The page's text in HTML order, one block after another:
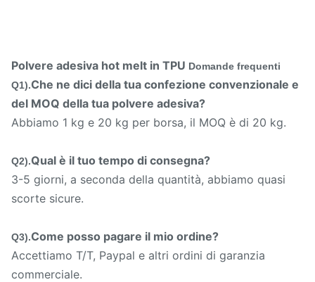
Polvere adesiva hot melt in TPU Domande frequenti
Q1).Che ne dici della tua confezione convenzionale e
del MOQ della tua polvere adesiva?
Abbiamo 1 kg e 20 kg per borsa, il MOQ è di 20 kg.
Q2).Qual è il tuo tempo di consegna?
3-5 giorni, a seconda della quantità, abbiamo quasi
scorte sicure.
Q3).Come posso pagare il mio ordine?
Accettiamo T/T, Paypal e altri ordini di garanzia
commerciale.